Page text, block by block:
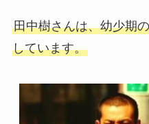
田中樹さんは、幼少期
しています。